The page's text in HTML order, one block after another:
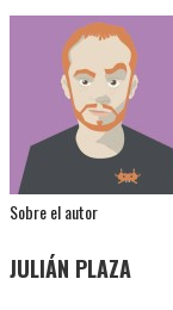
Sobre el autor
JULIÁN PLAZA